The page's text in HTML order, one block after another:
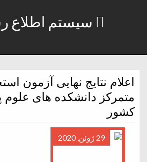
سیستم اطلاع
اعلام نتایج نهایی آزمون
متمرکز دانشکده های
کشور
29 ژوئن, 2020